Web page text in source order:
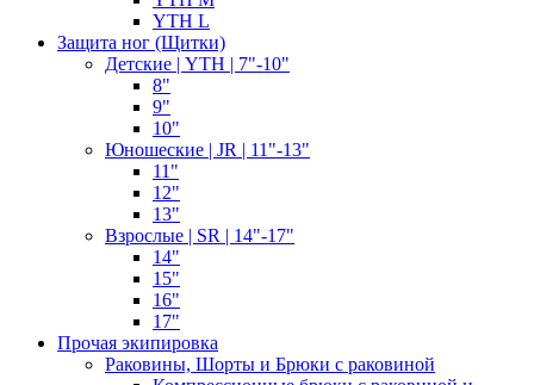
YTH L
Защита ног (Щитки)
Детские | YTH | 7"-10"
8"
9"
10"
Юношеские | JR | 11"-13"
11"
12"
13"
Взрослые | SR | 14"-17"
14"
15"
16"
17"
Прочая экипировка
Раковины, Шорты и Брюки с раковиной